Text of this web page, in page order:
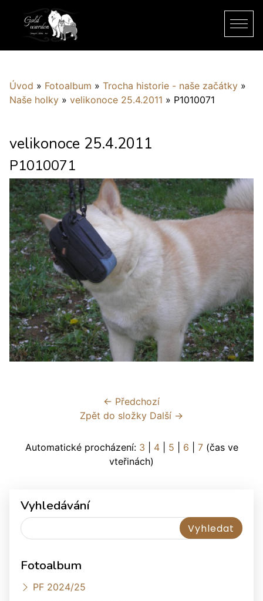
Úvod » Fotoalbum » Trocha historie - naše začátky »
Naše holky » velikonoce 25.4.2011 » P1010071
velikonoce 25.4.2011
P1010071
← Předchozí
Zpět do složky Další →
Automatické procházení: 3 4| 5 6 7(čas ve
vteřinách)
Vyhledávání
Fotoalbum
PF 2024/25